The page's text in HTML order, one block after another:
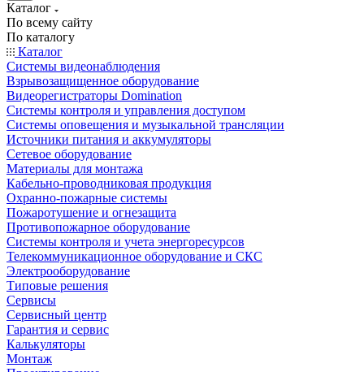
Каталог
По всему сайту
По каталогу
Каталог
Системы видеонаблюдения
Взрывозащищенное оборудование
Видеорегистраторы Domination
Системы контроля и управления доступом
Системы оповещения и музыкальной трансляции
Источники питания и аккумуляторы
Сетевое оборудование
Материалы для монтажа
Кабельно-проводниковая продукция
Охранно-пожарные системы
Пожаротушение и огнезащита
Противопожарное оборудование
Системы контроля и учета энергоресурсов
Телекоммуникационное оборудование и СКС
Электрооборудование
Типовые решения
Сервисы
Сервисный центр
Гарантия и сервис
Калькуляторы
Монтаж